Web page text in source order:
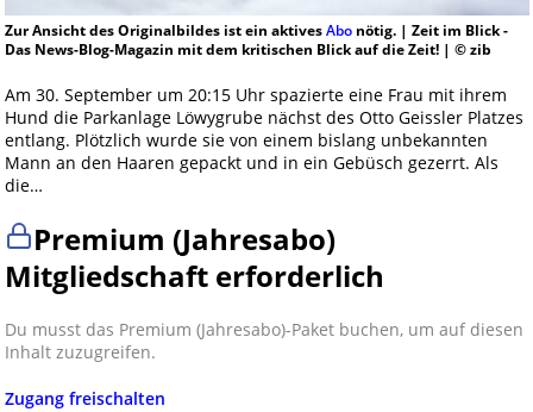
Zur Ansicht des Originalbildes ist ein aktivesAbonötig. | Zeit im Blick -
Das News-Blog-Magazin mit dem kritischen Blick auf die Zeit! | © zib
Am 30. September um 20:15 Uhr spazierte eine Frau mit ihrem
Hund die Parkanlage Löwygrube nächst des Otto Geissler Platzes
entlang. Plötzlich wurde sie von einem bislang unbekannten
Mann an den Haaren gepackt und in ein Gebüsch gezerrt. Als
die…
Premium (Jahresabo)
Mitgliedschaft erforderlich
Du musst das Premium (Jahresabo)-Paket buchen, um auf diesen
Inhalt zuzugreifen.
Zugang freischalten